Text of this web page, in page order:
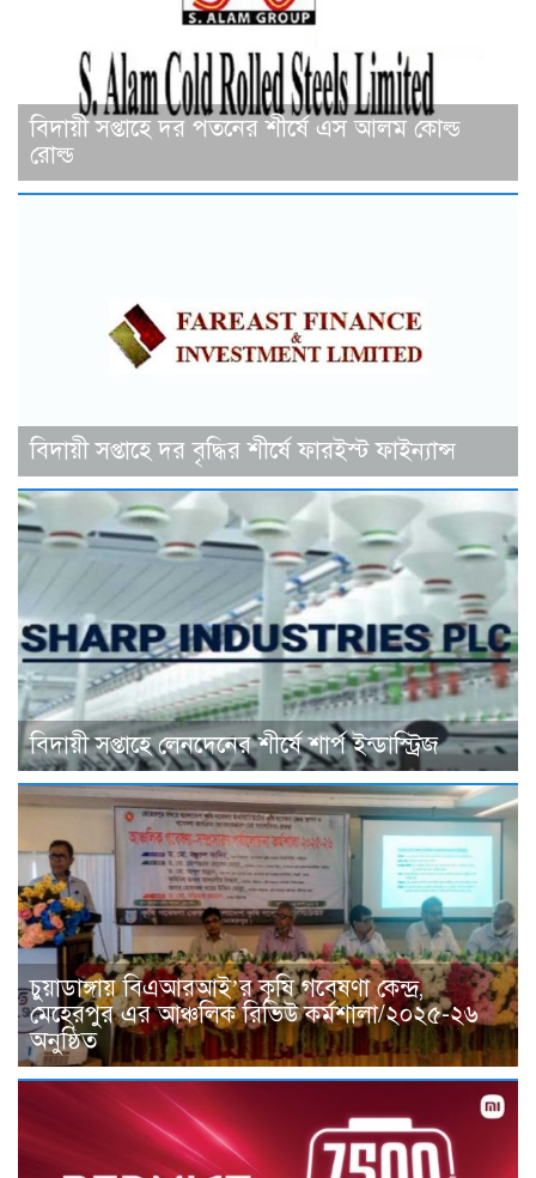
বিদায়ী সপ্তাহে দর পতনের শীর্ষে এস আলম কোল্ড
রোল্ড
বিদায়ী সপ্তাহে দর বৃদ্ধির শীর্ষে ফারইস্ট ফাইন্যান্স
বিদায়ী সপ্তাহে লেনদেনের শীর্ষে শার্প ইন্ডাস্ট্রিজ
চুয়াডাঙ্গায় বিএআরআই’র কৃষি গবেষণা কেন্দ্র,
মেহেরপুর এর আঞ্চলিক রিভিউ কর্মশালা/২০২৫-২৬
অনুষ্ঠিত